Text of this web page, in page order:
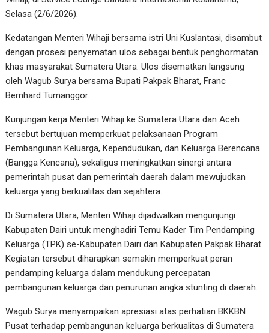
Selasa (2/6/2026).
Kedatangan Menteri Wihaji bersama istri Uni Kuslantasi, disambut
dengan prosesi penyematan ulos sebagai bentuk penghormatan
khas masyarakat Sumatera Utara. Ulos disematkan langsung
oleh Wagub Surya bersama Bupati Pakpak Bharat, Franc
Bernhard Tumanggor.
Kunjungan kerja Menteri Wihaji ke Sumatera Utara dan Aceh
tersebut bertujuan memperkuat pelaksanaan Program
Pembangunan Keluarga, Kependudukan, dan Keluarga Berencana
(Bangga Kencana), sekaligus meningkatkan sinergi antara
pemerintah pusat dan pemerintah daerah dalam mewujudkan
keluarga yang berkualitas dan sejahtera.
Di Sumatera Utara, Menteri Wihaji dijadwalkan mengunjungi
Kabupaten Dairi untuk menghadiri Temu Kader Tim Pendamping
Keluarga (TPK) se-Kabupaten Dairi dan Kabupaten Pakpak Bharat.
Kegiatan tersebut diharapkan semakin memperkuat peran
pendamping keluarga dalam mendukung percepatan
pembangunan keluarga dan penurunan angka stunting di daerah.
Wagub Surya menyampaikan apresiasi atas perhatian BKKBN
Pusat terhadap pembangunan keluarga berkualitas di Sumatera